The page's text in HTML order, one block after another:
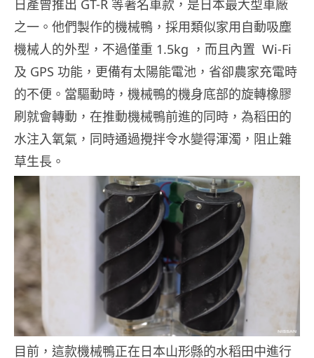
日產曾推出 GT-R 等著名車款，是日本最大型車廠
之一。他們製作的機械鴨，採用類似家用自動吸塵
機械人的外型，不過僅重 1.5kg ，而且內置 Wi-Fi
及 GPS 功能，更備有太陽能電池，省卻農家充電時
的不便。當驅動時，機械鴨的機身底部的旋轉橡膠
刷就會轉動，在推動機械鴨前進的同時，為稻田的
水注入氧氣，同時通過攪拌令水變得渾濁，阻止雜
草生長。
目前，這款機械鴨正在日本山形縣的水稻田中進行